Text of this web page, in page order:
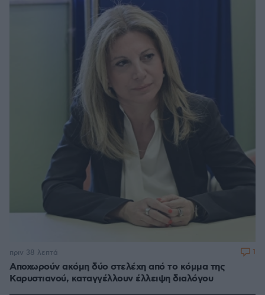
Αποχωρούν ακόμη δύο στελέχη από το κόμμα της
Καρυστιανού, καταγγέλλουν έλλειψη διαλόγου
πριν 38 λεπτά 1